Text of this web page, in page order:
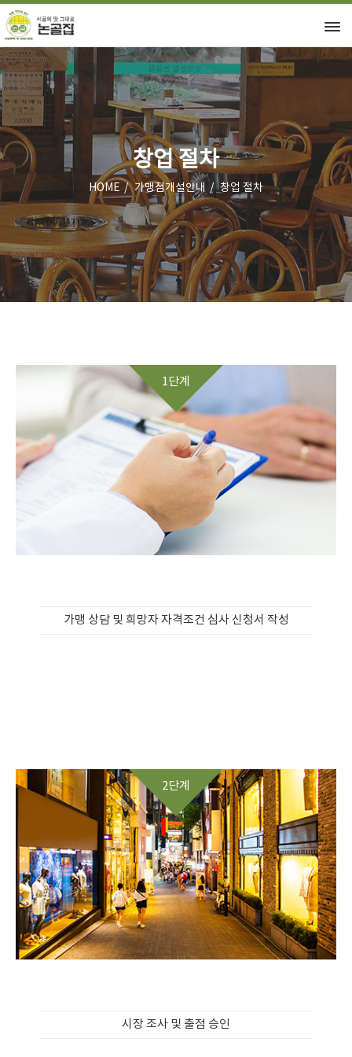
창업 절차
HOME 가맹점개설안내 창업 절차
1단계
가맹 상담 및 희망자 자격조건 심사 신청서 작성
2단계
시장 조사 및 출점 승인